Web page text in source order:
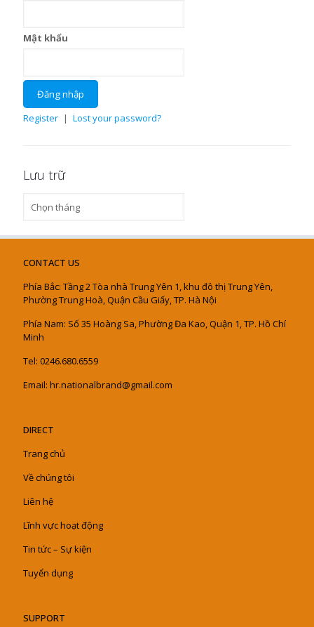
Mật khẩu
Register | Lost your password?
Lưu trữ
trữ
CONTACT US
Phía Bắc: Tầng 2 Tòa nhà Trung Yên 1, khu đô thị Trung Yên,
Phường Trung Hoà, Quận Cầu Giấy, TP. Hà Nội
Phía Nam: Số 35 Hoàng Sa, Phường Đa Kao, Quận 1, TP. Hồ Chí
Minh
Tel: 0246.680.6559
Email: hr.nationalbrand@gmail.com
DIRECT
Trang chủ
Về chúng tôi
Liên hệ
Lĩnh vực hoạt động
Tin tức – Sự kiện
Tuyển dụng
SUPPORT